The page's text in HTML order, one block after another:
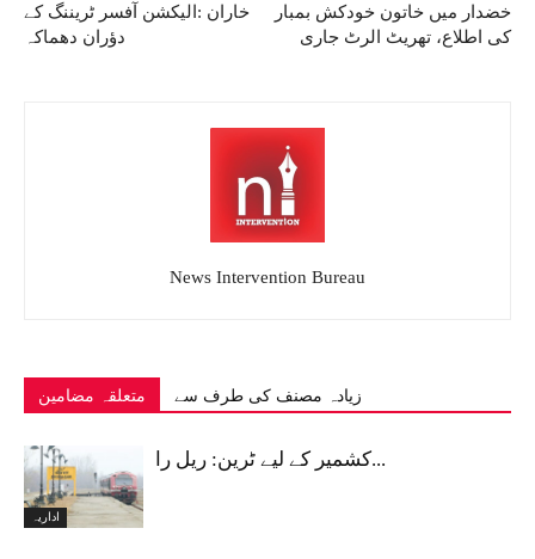
خاران :الیکشن آفسر ٹریننگ کے
دؤران دھماکہ
خضدار میں خاتون خودکش بمبار
کی اطلاع، تھریٹ الرٹ جاری
News Intervention Bureau
متعلقہ مضامین زیادہ مصنف کی طرف سے
اداریہ
کشمیر کے لیے ٹرین: ریل را...